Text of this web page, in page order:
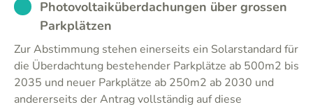
EXCUSED
Photovoltaiküberdachungen über grossen
Parkplätzen
Zur Abstimmung stehen einerseits ein Solarstandard für
die Überdachtung bestehender Parkplätze ab 500m2 bis
2035 und neuer Parkplätze ab 250m2 ab 2030 und
andererseits der Antrag vollständig auf diese